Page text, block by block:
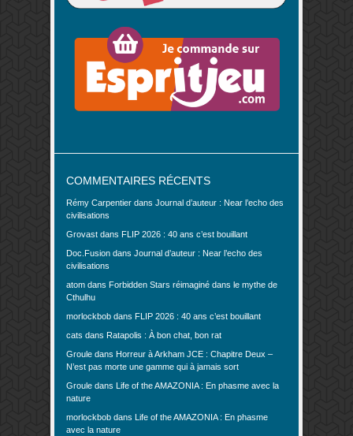
COMMENTAIRES RÉCENTS
Rémy Carpentier dans Journal d’auteur : Near l’echo des
civilisations
Grovast dans FLIP 2026 : 40 ans c’est bouillant
Doc.Fusion dans Journal d’auteur : Near l’echo des
civilisations
atom dans Forbidden Stars réimaginé dans le mythe de
Cthulhu
morlockbob dans FLIP 2026 : 40 ans c’est bouillant
cats dans Ratapolis : À bon chat, bon rat
Groule dans Horreur à Arkham JCE : Chapitre Deux –
N’est pas morte une gamme qui à jamais sort
Groule dans Life of the AMAZONIA : En phasme avec la
nature
morlockbob dans Life of the AMAZONIA : En phasme
avec la nature